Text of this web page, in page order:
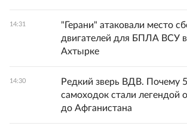
14:31
"Герани" атаковали место
двигателей для БПЛА ВСУ
Ахтырке
14:30
Редкий зверь ВДВ. Почему
самоходок стали легендой
до Афганистана